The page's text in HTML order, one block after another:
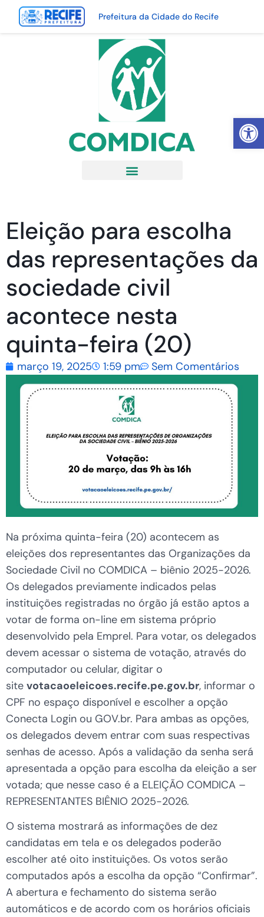
Abrir
Prefeitura da Cidade do Recife
Eleição para escolha
das representações da
sociedade civil
acontece nesta
quinta-feira (20)
março 19, 2025 1:59 pm Sem Comentários
Na próxima quinta-feira (20) acontecem as
eleições dos representantes das Organizações da
Sociedade Civil no COMDICA – biênio 2025-2026.
Os delegados previamente indicados pelas
instituições registradas no órgão já estão aptos a
votar de forma on-line em sistema próprio
desenvolvido pela Emprel. Para votar, os delegados
devem acessar o sistema de votação, através do
computador ou celular, digitar o
site votacaoeleicoes.recife.pe.gov.br, informar o
CPF no espaço disponível e escolher a opção
Conecta Login ou GOV.br. Para ambas as opções,
os delegados devem entrar com suas respectivas
senhas de acesso. Após a validação da senha será
apresentada a opção para escolha da eleição a ser
votada; que nesse caso é a ELEIÇÃO COMDICA –
REPRESENTANTES BIÊNIO 2025-2026.
O sistema mostrará as informações de dez
candidatas em tela e os delegados poderão
escolher até oito instituições. Os votos serão
computados após a escolha da opção “Confirmar”.
A abertura e fechamento do sistema serão
automáticos e de acordo com os horários oficiais